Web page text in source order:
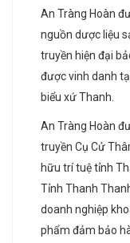
An Tràng Hoàn
nguồn dược liệu
truyền hiện đại
được vinh danh
biểu xứ Thanh.
An Tràng Hoàn
truyền Cụ Cử
hữu trí tuệ tỉnh
Tỉnh Thanh
doanh nghiệp
phẩm đảm bảo